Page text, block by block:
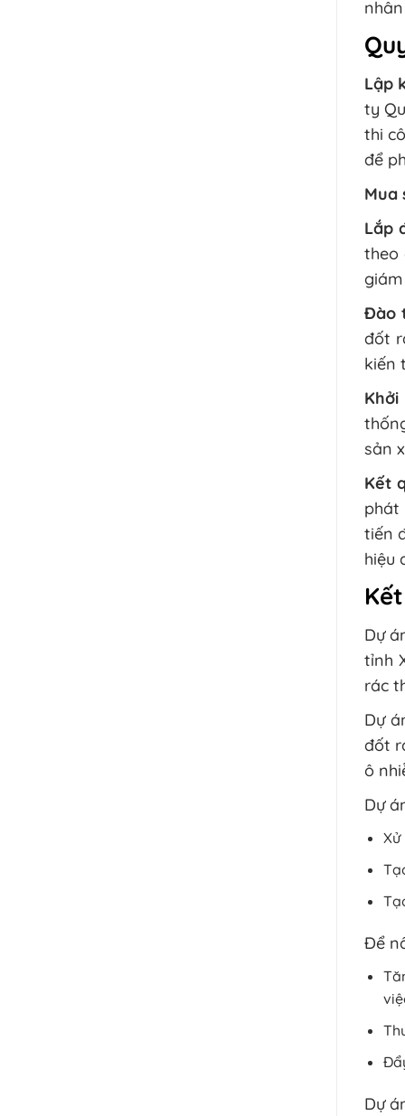
Lập
ty
thi
để
Mua
Lắp
theo
Đào
đốt
kiến
sản
Kết
phát
tiến
hiệu
Dự
tỉnh
rác
Dự
đốt
ô
Dự
Để
Dự